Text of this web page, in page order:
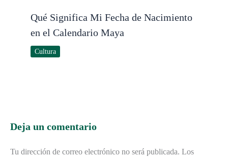
Qué Significa Mi Fecha de Nacimiento
en el Calendario Maya
Cultura
Deja un comentario
Tu dirección de correo electrónico no será publicada. Los